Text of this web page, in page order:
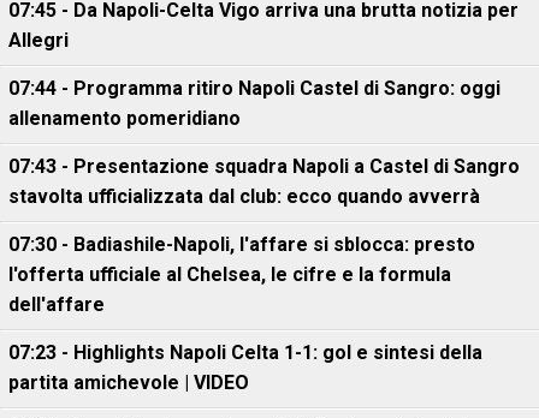
07:45 - Da Napoli-Celta Vigo arriva una brutta notizia per
Allegri
07:44 - Programma ritiro Napoli Castel di Sangro: oggi
allenamento pomeridiano
07:43 - Presentazione squadra Napoli a Castel di Sangro
stavolta ufficializzata dal club: ecco quando avverrà
07:30 - Badiashile-Napoli, l'affare si sblocca: presto
l'offerta ufficiale al Chelsea, le cifre e la formula
dell'affare
07:23 - Highlights Napoli Celta 1-1: gol e sintesi della
partita amichevole | VIDEO